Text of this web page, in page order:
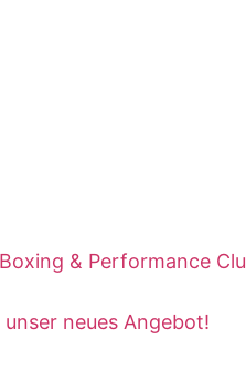
& Performance
neues Angebot!